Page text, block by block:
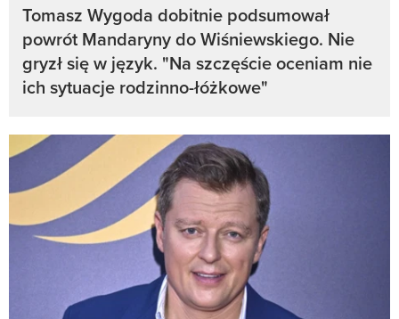
Tomasz Wygoda dobitnie podsumował
powrót Mandaryny do Wiśniewskiego. Nie
gryzł się w język. "Na szczęście oceniam nie
ich sytuacje rodzinno-łóżkowe"